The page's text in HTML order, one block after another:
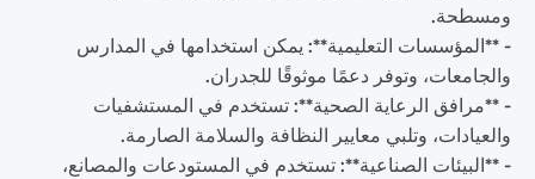
ومسطحة.
- **المؤسسات التعليمية**: يمكن استخدامها في المدارس
والجامعات، وتوفر دعمًا موثوقًا للجدران.
- **مرافق الرعاية الصحية**: تستخدم في المستشفيات
والعيادات، وتلبي معايير النظافة والسلامة الصارمة.
- **البيئات الصناعية**: تستخدم في المستودعات والمصانع،